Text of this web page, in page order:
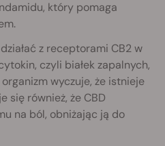
który pomaga
z receptorami CB2 w
czyli białek zapalnych,
wyczuje, że istnieje
się również, że CBD
na ból, obniżając ją do